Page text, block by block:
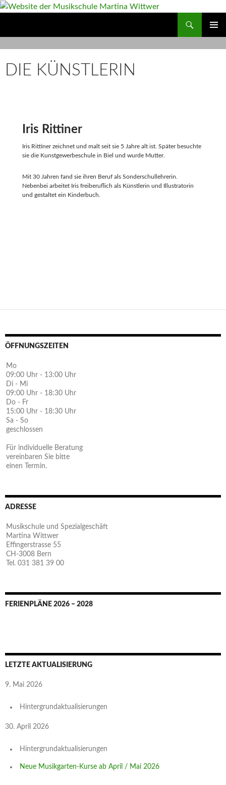
Zum
MENÜ
DIE KÜNSTLERIN
Iris Rittiner
Iris Rittiner zeichnet und malt seit sie 5 Jahre alt ist. Später besuchte
sie die Kunstgewerbeschule in Biel und wurde Mutter.
Mit 30 Jahren fand sie ihren Beruf als Sonderschullehrerin.
Nebenbei arbeitet Iris freiberuflich als Künstlerin und Illustratorin
und gestaltet ein Kinderbuch.
ÖFFNUNGSZEITEN
Mo
09:00 Uhr - 13:00 Uhr
Di - Mi
09:00 Uhr - 18:30 Uhr
Do - Fr
15:00 Uhr - 18:30 Uhr
Sa - So
geschlossen
Für individuelle Beratung
vereinbaren Sie bitte
einen Termin.
ADRESSE
Musikschule und Spezialgeschäft
Martina Wittwer
Effingerstrasse 55
CH-3008 Bern
Tel. 031 381 39 00
FERIENPLÄNE 2026 – 2028
LETZTE AKTUALISIERUNG
9. Mai 2026
Hintergrundaktualisierungen
30. April 2026
Hintergrundaktualisierungen
Neue Musikgarten-Kurse ab April / Mai 2026